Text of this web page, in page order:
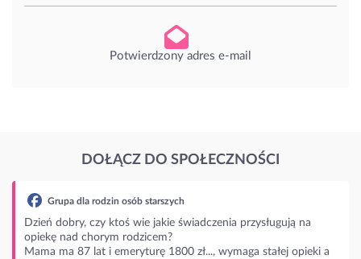
Potwierdzony adres e-mail
DOŁĄCZ DO SPOŁECZNOŚCI
Grupa dla rodzin osób starszych
dobry, czy ktoś wie jakie świadczenia przysługują na
nad chorym rodzicem?
ma 87 lat i emeryturę 1800 zł..., wymaga stałej opieki a